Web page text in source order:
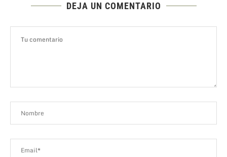
DEJA UN COMENTARIO